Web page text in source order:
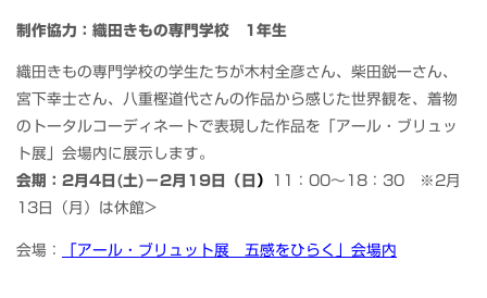
制作協力：織田きもの専門学校 1年生
織田きもの専門学校の学生たちが木村全彦さん、柴田鋭一さん、
宮下幸士さん、八重樫道代さんの作品から感じた世界観を、着物
のトータルコーディネートで表現した作品を「アール・ブリュッ
ト展」会場内に展示します。
会期：2月4日(土)－2月19日（日 ）
11：00～18：30 ※2月
13日（月）は休館>
会場： 「アール・ブリュット展 五感をひらく」会場内